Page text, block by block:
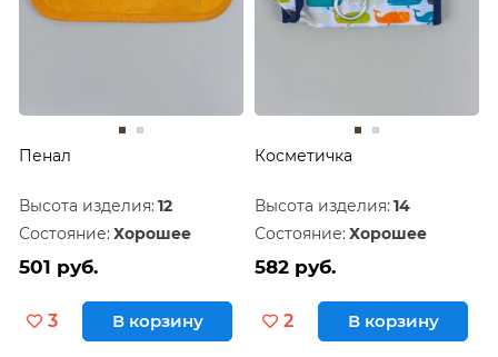
Пенал
Высота изделия: 12
Состояние: Хорошее
501 руб.
3 В корзину
Косметичка
Высота изделия: 14
Состояние: Хорошее
582 руб.
2 В корзину